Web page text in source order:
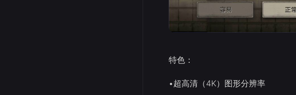
特色：
•超高清（4K）图形分辨率